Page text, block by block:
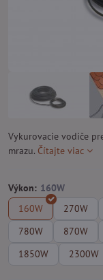
Vykurovacie vodiče
mrazu. Čítajte viac
Výkon:
160W
270W
780W
870W
1850W
2300W